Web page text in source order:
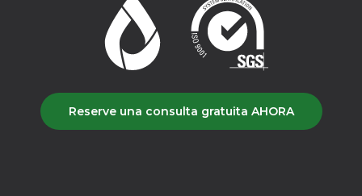
Reserve una consulta gratuita AHORA